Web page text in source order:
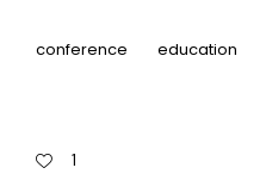
conference education
1